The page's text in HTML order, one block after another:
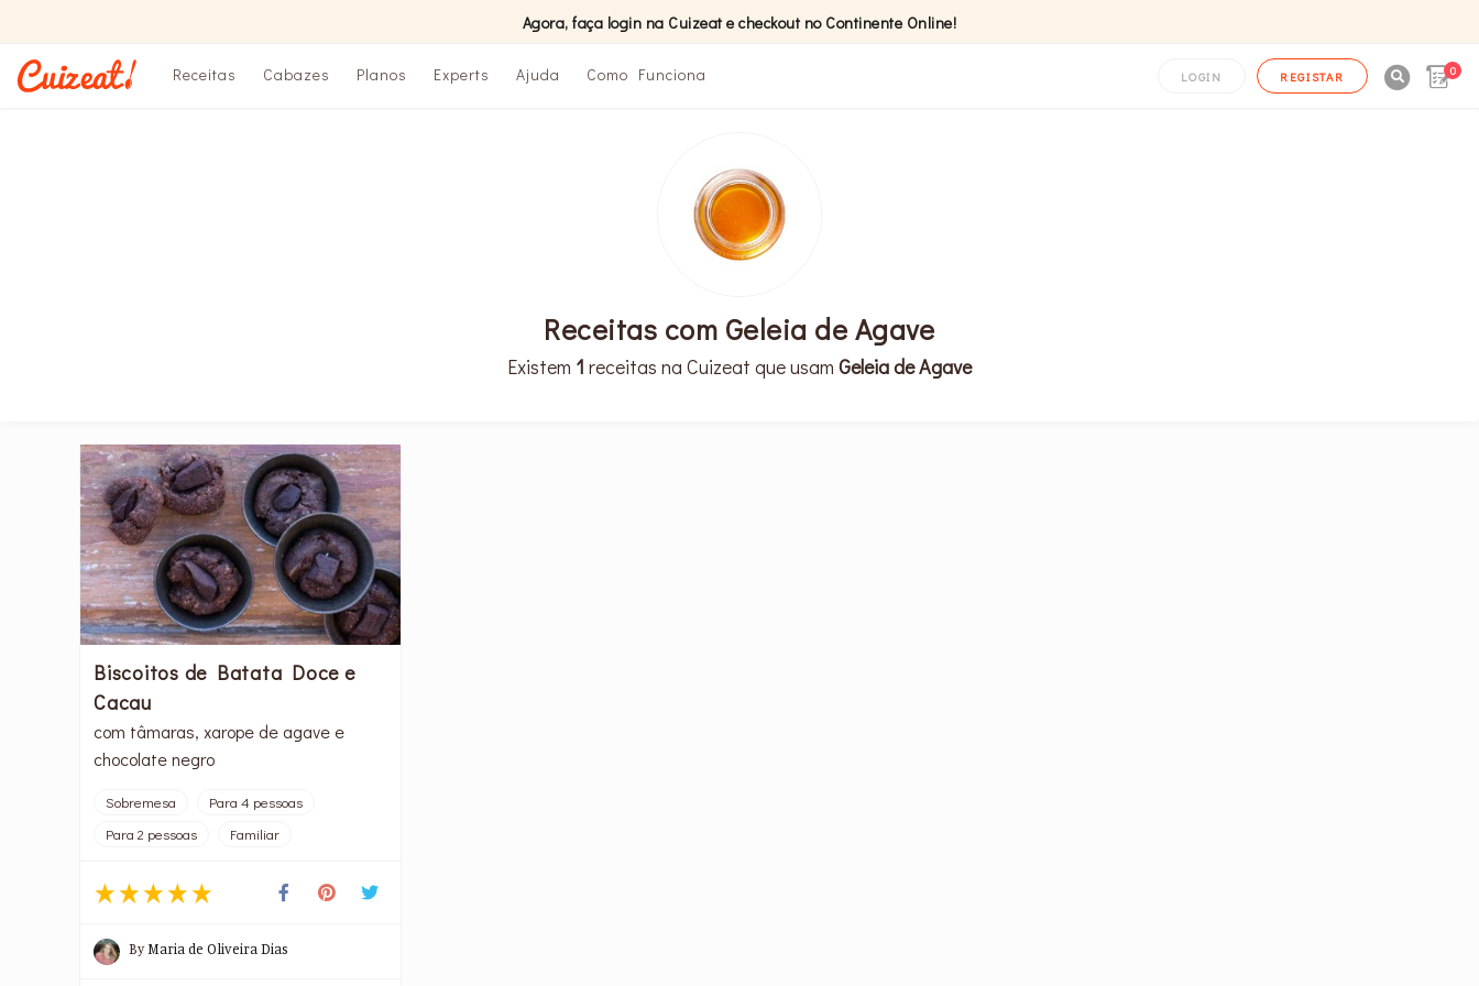
Agora, faça login na Cuizeat e checkout no Continente Online!
Receitas Cabazes Planos Experts Ajuda Como Funciona LOGIN REGISTAR 0
Receitas com Geleia de Agave
Existem 1 receitas na Cuizeat que usam Geleia de Agave
Biscoitos de Batata Doce e
Cacau
com tâmaras, xarope de agave e
chocolate negro
Sobremesa
Para 4 pessoas
Para 2 pessoas
Familiar
ByMaria de Oliveira Dias